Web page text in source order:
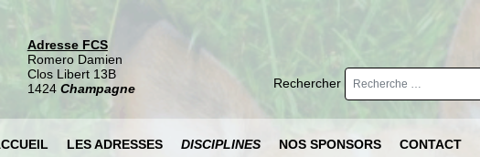
Adresse FCS
Romero Damien
Clos Libert 13B
1424 Champagne Rechercher
LES ADRESSES DISCIPLINES NOS SPONSORS CONTACT